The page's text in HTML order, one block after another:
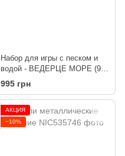
Набор для игры с песком и
водой - ВЕДЕРЦЕ МОРЕ (9
предметов)
995 грн
АКЦИЯ
−10%